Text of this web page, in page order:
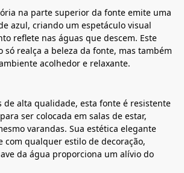
na parte superior da fonte emite uma
azul, criando um espetáculo visual
reflete nas águas que descem. Este
só realça a beleza da fonte, mas também
acolhedor e relaxante.
de alta qualidade, esta fonte é resistente
ser colocada em salas de estar,
varandas. Sua estética elegante
com qualquer estilo de decoração,
da água proporciona um alívio do